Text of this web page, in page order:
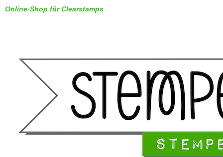
Online-Shop für Clearstamps